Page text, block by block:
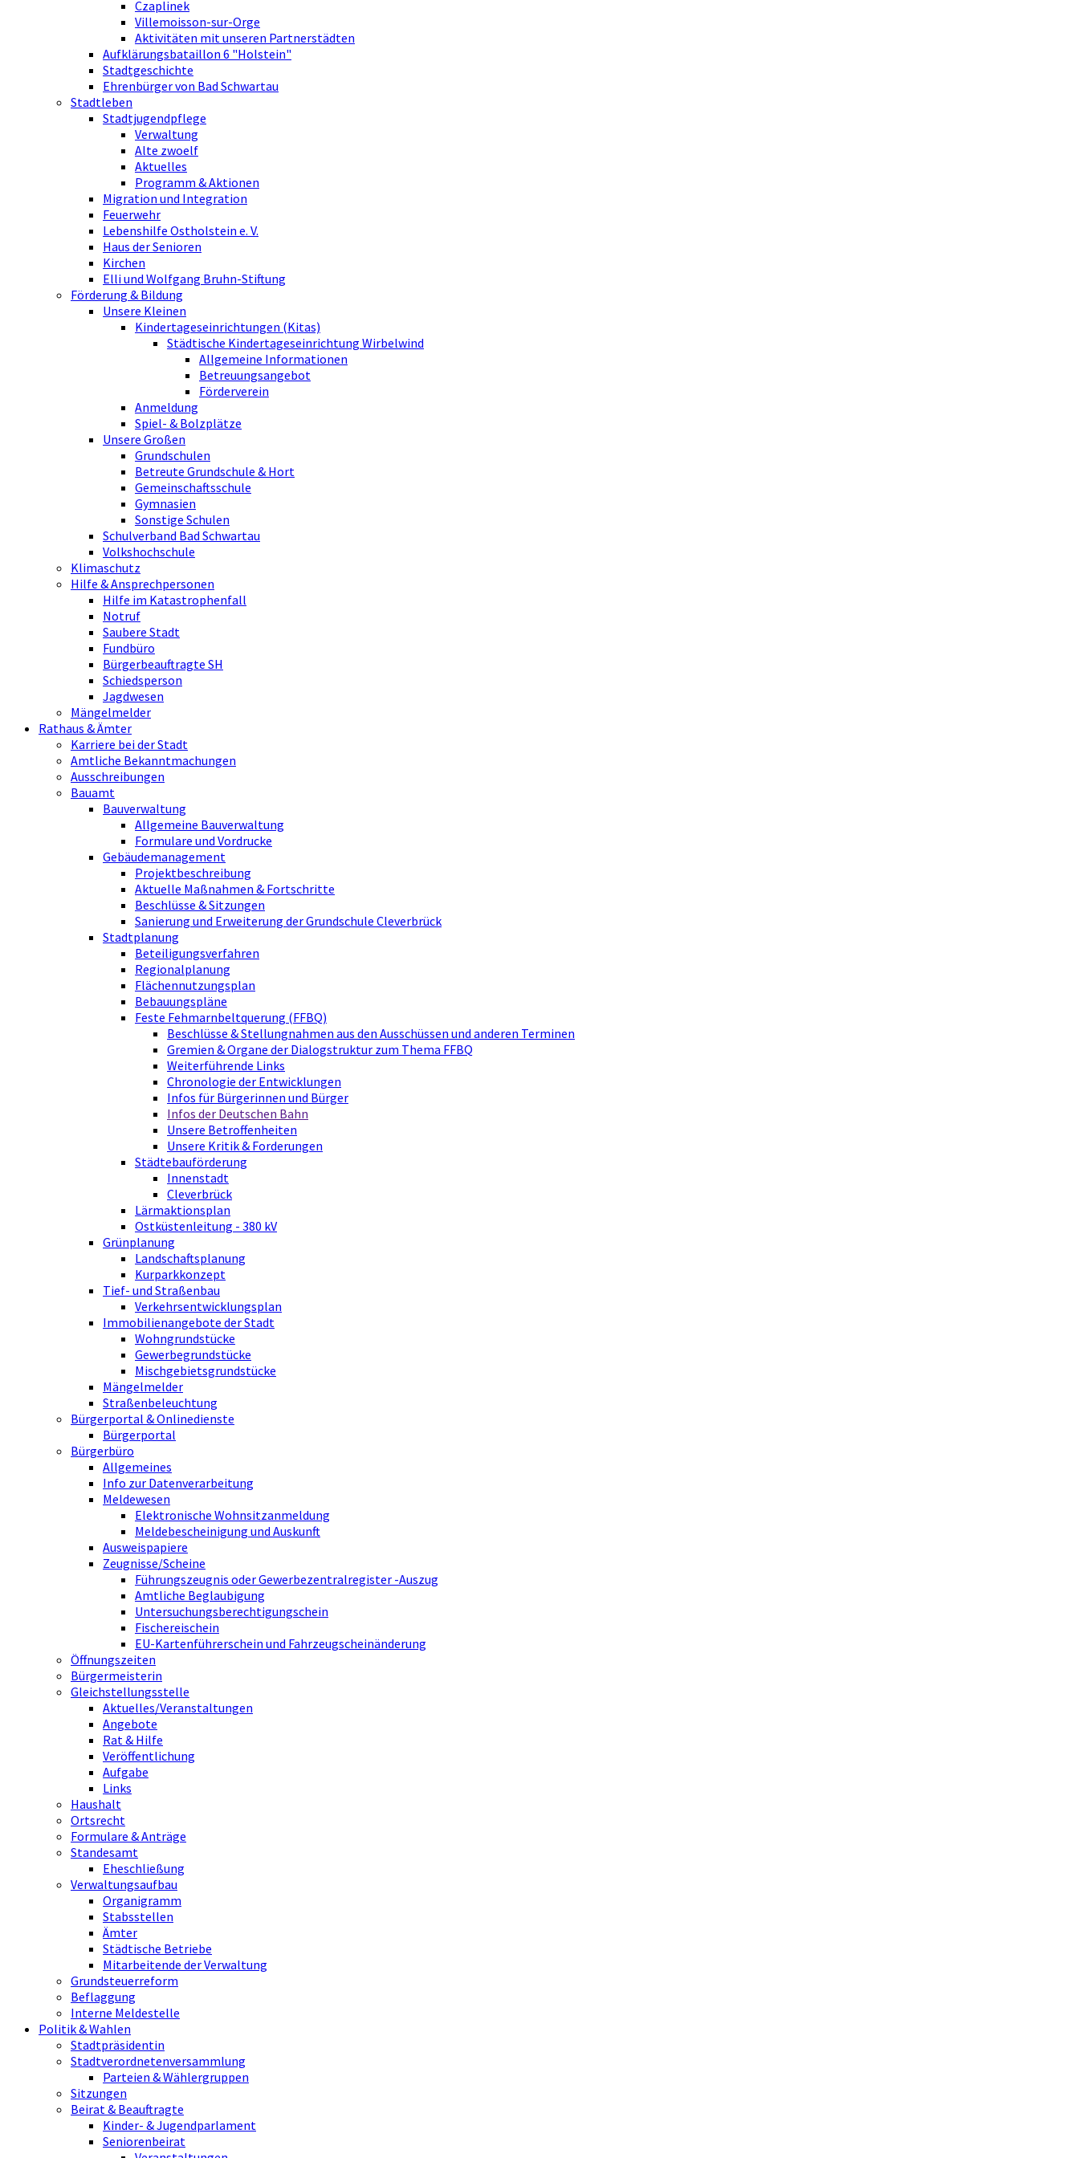
Czaplinek
Villemoisson-sur-Orge
Aktivitäten mit unseren Partnerstädten
Aufklärungsbataillon 6 "Holstein"
Stadtgeschichte
Ehrenbürger von Bad Schwartau
Stadtleben
Stadtjugendpflege
Verwaltung
Alte zwoelf
Aktuelles
Programm & Aktionen
Migration und Integration
Feuerwehr
Lebenshilfe Ostholstein e. V.
Haus der Senioren
Kirchen
Elli und Wolfgang Bruhn-Stiftung
Förderung & Bildung
Unsere Kleinen
Kindertageseinrichtungen (Kitas)
Städtische Kindertageseinrichtung Wirbelwind
Allgemeine Informationen
Betreuungsangebot
Förderverein
Anmeldung
Spiel- & Bolzplätze
Unsere Großen
Grundschulen
Betreute Grundschule & Hort
Gemeinschaftsschule
Gymnasien
Sonstige Schulen
Schulverband Bad Schwartau
Volkshochschule
Klimaschutz
Hilfe & Ansprechpersonen
Hilfe im Katastrophenfall
Notruf
Saubere Stadt
Fundbüro
Bürgerbeauftragte SH
Schiedsperson
Jagdwesen
Mängelmelder
Rathaus & Ämter
Karriere bei der Stadt
Amtliche Bekanntmachungen
Ausschreibungen
Bauamt
Bauverwaltung
Allgemeine Bauverwaltung
Formulare und Vordrucke
Gebäudemanagement
Projektbeschreibung
Aktuelle Maßnahmen & Fortschritte
Beschlüsse & Sitzungen
Sanierung und Erweiterung der Grundschule Cleverbrück
Stadtplanung
Beteiligungsverfahren
Regionalplanung
Flächennutzungsplan
Bebauungspläne
Feste Fehmarnbeltquerung (FFBQ)
Beschlüsse & Stellungnahmen aus den Ausschüssen und anderen Terminen
Gremien & Organe der Dialogstruktur zum Thema FFBQ
Weiterführende Links
Chronologie der Entwicklungen
Infos für Bürgerinnen und Bürger
Infos der Deutschen Bahn
Unsere Betroffenheiten
Unsere Kritik & Forderungen
Städtebauförderung
Innenstadt
Cleverbrück
Lärmaktionsplan
Ostküstenleitung - 380 kV
Grünplanung
Landschaftsplanung
Kurparkkonzept
Tief- und Straßenbau
Verkehrsentwicklungsplan
Immobilienangebote der Stadt
Wohngrundstücke
Gewerbegrundstücke
Mischgebietsgrundstücke
Mängelmelder
Straßenbeleuchtung
Bürgerportal & Onlinedienste
Bürgerportal
Bürgerbüro
Allgemeines
Info zur Datenverarbeitung
Meldewesen
Elektronische Wohnsitzanmeldung
Meldebescheinigung und Auskunft
Ausweispapiere
Zeugnisse/Scheine
Führungszeugnis oder Gewerbezentralregister -Auszug
Amtliche Beglaubigung
Untersuchungsberechtigungschein
Fischereischein
EU-Kartenführerschein und Fahrzeugscheinänderung
Öffnungszeiten
Bürgermeisterin
Gleichstellungsstelle
Aktuelles/Veranstaltungen
Angebote
Rat & Hilfe
Veröffentlichung
Aufgabe
Links
Haushalt
Ortsrecht
Formulare & Anträge
Standesamt
Eheschließung
Verwaltungsaufbau
Organigramm
Stabsstellen
Ämter
Städtische Betriebe
Mitarbeitende der Verwaltung
Grundsteuerreform
Beflaggung
Interne Meldestelle
Politik & Wahlen
Stadtpräsidentin
Stadtverordnetenversammlung
Parteien & Wählergruppen
Sitzungen
Beirat & Beauftragte
Kinder- & Jugendparlament
Seniorenbeirat